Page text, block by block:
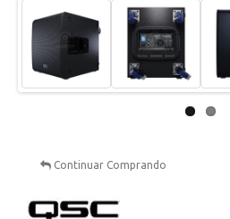
Continuar Comprando